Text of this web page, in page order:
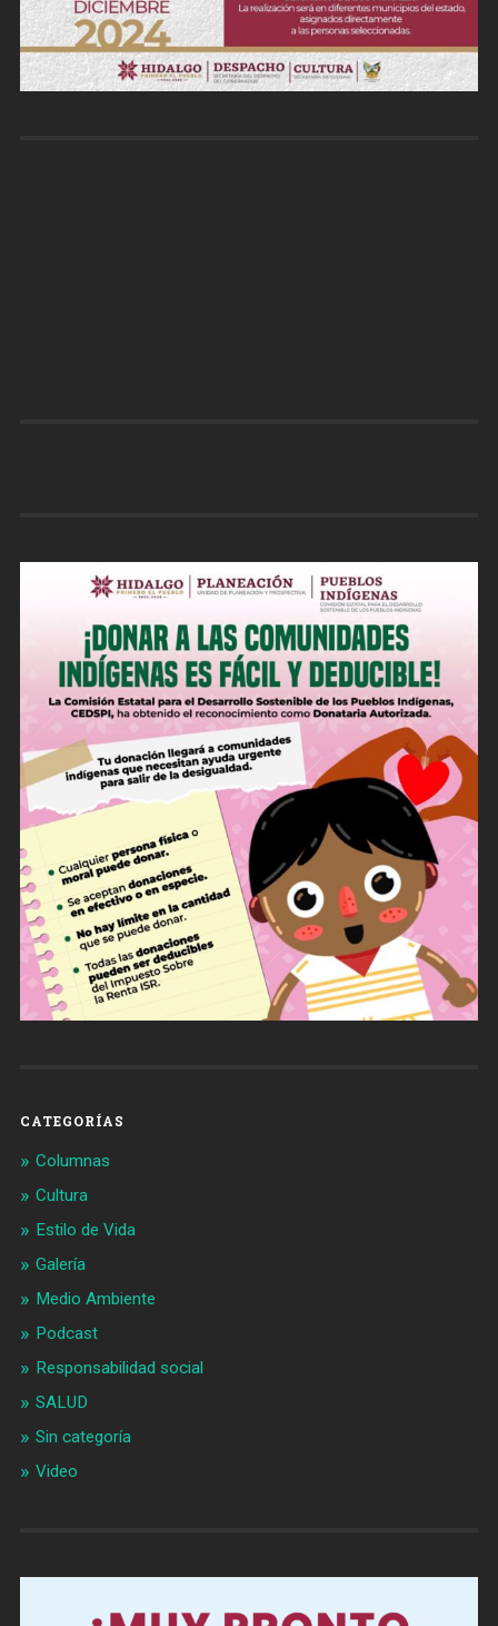
CATEGORÍAS
Columnas
Cultura
Estilo de Vida
Galería
Medio Ambiente
Podcast
Responsabilidad social
SALUD
Sin categoría
Video